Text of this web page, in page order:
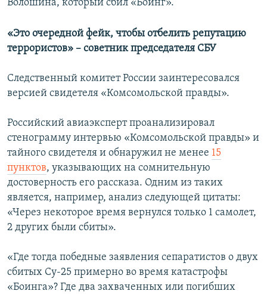
Волошина, который сбил «Боинг».
«Это очередной фейк, чтобы отбелить репутацию
террористов» – советник председателя СБУ
Следственный комитет России заинтересовался
версией свидетеля «Комсомольской правды».
Российский авиаэксперт проанализировал
стенограмму интервью «Комсомольской правды» и
тайного свидетеля и обнаружил не менее 15
пунктов, указывающих на сомнительную
достоверность его рассказа. Одним из таких
является, например, анализ следующей цитаты:
«Через некоторое время вернулся только 1 самолет,
2 других были сбиты».
«Где тогда победные заявления сепаратистов о двух
сбитых Су-25 примерно во время катастрофы
«Боинга»? Где два захваченных или погибших